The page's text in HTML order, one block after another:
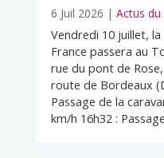
6 Juil 2026 | Actus
Vendredi 10 juillet,
France passera au
rue du pont de
route de Bordeaux
Passage de la
km/h 16h32 :